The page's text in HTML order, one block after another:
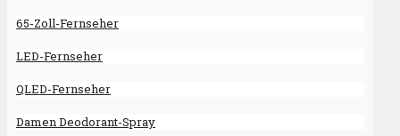
65-Zoll-Fernseher
LED-Fernseher
QLED-Fernseher
Damen Deodorant-Spray